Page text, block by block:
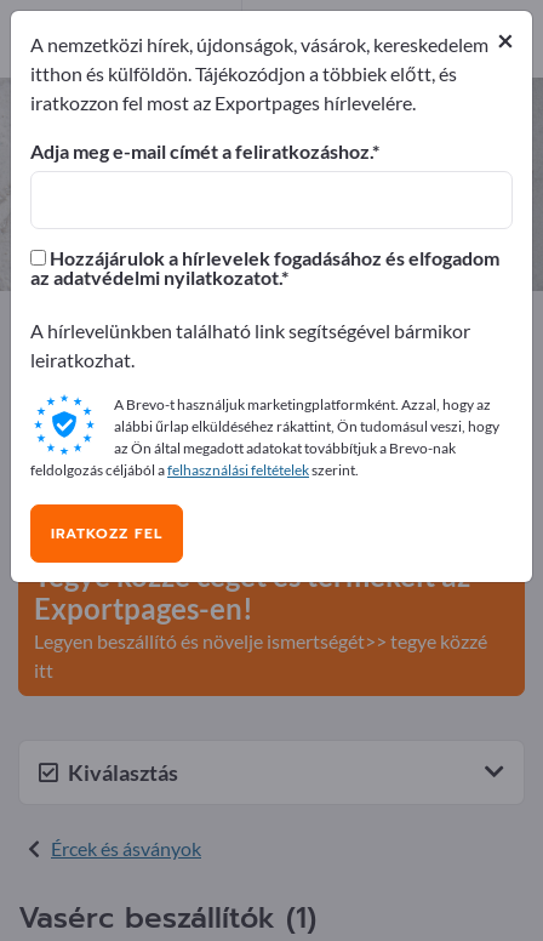
Vasérc – gyártók és beszállítók
keresése
Gyártók1
Exportpages
Nyersanyagok és alapanyagok
Ércek és ásványok
Hirdessen ingyen az Exportpages-
en!
Tegye közzé cégét és termékeit az
Exportpages-en!
Legyen beszállító és növelje ismertségét>> tegye közzé
itt
Kiválasztás
Ércek és ásványok
Vasérc beszállítók (1)
×
A nemzetközi hírek, újdonságok, vásárok, kereskedelem
itthon és külföldön. Tájékozódjon a többiek előtt, és
iratkozzon fel most az Exportpages hírlevelére.
Adja meg e-mail címét a feliratkozáshoz.
Hozzájárulok a hírlevelek fogadásához és elfogadom
az adatvédelmi nyilatkozatot.
A hírlevelünkben található link segítségével bármikor
leiratkozhat.
A Brevo-t használjuk marketingplatformként. Azzal, hogy az
alábbi űrlap elküldéséhez rákattint, Ön tudomásul veszi, hogy
az Ön által megadott adatokat továbbítjuk a Brevo-nak
feldolgozás céljából afelhasználási feltételekszerint.
IRATKOZZ FEL